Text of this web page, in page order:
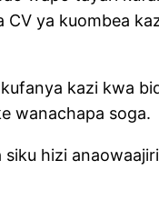
ya kuombea
kazi kwa
wanachapa soga.
hizi